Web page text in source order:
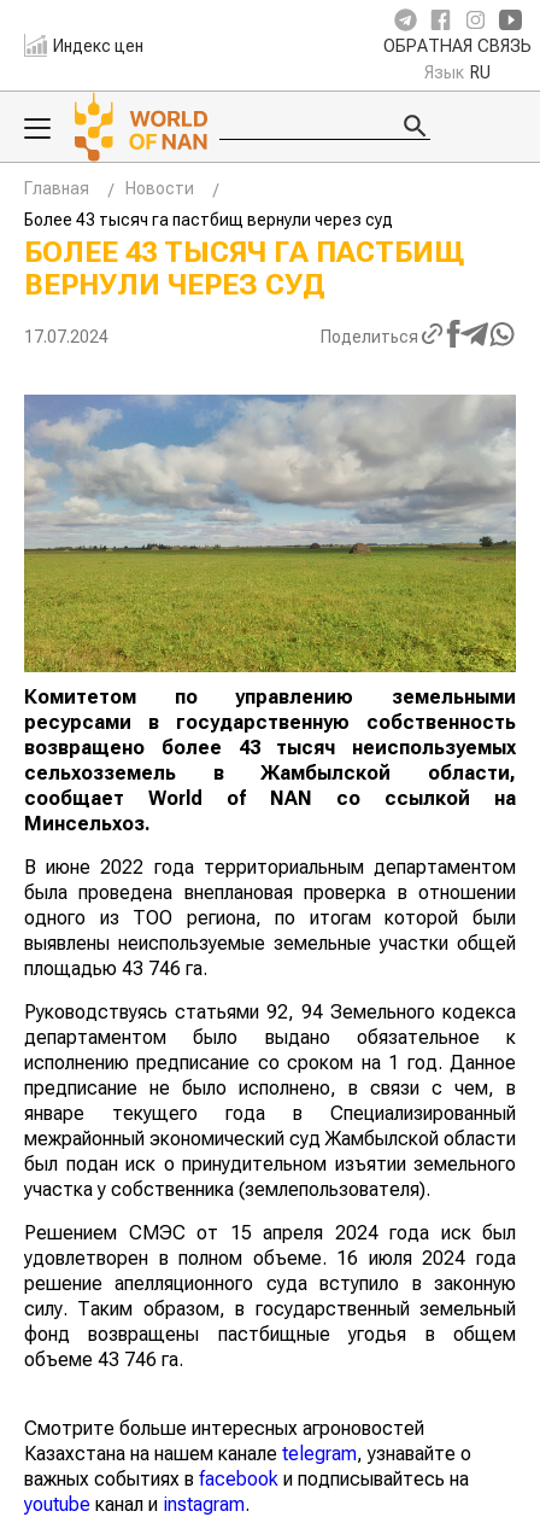
Индекс цен ОБРАТНАЯ СВЯЗЬ
Язык RU
Главная
Новости
Более 43 тысяч га пастбищ вернули через суд
БОЛЕЕ 43 ТЫСЯЧ ГА ПАСТБИЩ
ВЕРНУЛИ ЧЕРЕЗ СУД
17.07.2024 Поделиться
Комитетом по управлению земельными
ресурсами в государственную собственность
возвращено более 43 тысяч неиспользуемых
сельхозземель в Жамбылской области,
сообщает World of NAN
со ссылкой на
Минсельхоз.
В июне 2022 года территориальным департаментом
была проведена внеплановая проверка в отношении
одного из ТОО региона, по итогам которой были
выявлены неиспользуемые земельные участки общей
площадью 43 746 га.
Руководствуясь статьями 92, 94 Земельного кодекса
департаментом было выдано обязательное к
исполнению предписание со сроком на 1 год. Данное
предписание не было исполнено, в связи с чем, в
январе текущего года в Специализированный
межрайонный экономический суд Жамбылской области
был подан иск о принудительном изъятии земельного
участка у собственника (землепользователя).
Решением СМЭС от 15 апреля 2024 года иск был
удовлетворен в полном объеме. 16 июля 2024 года
решение апелляционного суда вступило в законную
силу. Таким образом, в государственный земельный
фонд возвращены пастбищные угодья в общем
объеме 43 746 га.
Смотрите больше интересных агроновостей
Казахстана на нашем канале telegram, узнавайте о
важных событиях в facebook и подписывайтесь на
youtube канал и instagram.